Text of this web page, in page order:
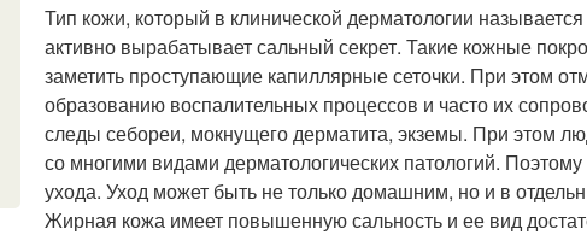
Тип кожи, который в клинической дерматологии
активно вырабатывает сальный секрет. Такие кожные
заметить проступающие капиллярные сеточки. При этом
образованию воспалительных процессов и часто их
следы себореи, мокнущего дерматита, экземы. При этом
со многими видами дерматологических патологий.
ухода. Уход может быть не только домашним, но и в
Жирная кожа имеет повышенную сальность и ее вид